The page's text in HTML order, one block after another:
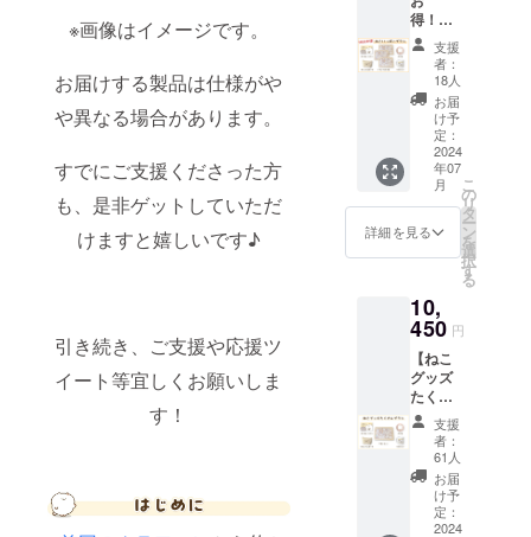
※画像はイメージです。
お届けする製品は仕様がや
や異なる場合があります。
すでにご支援くださった方
も、是非ゲットしていただ
けますと嬉しいです♪
引き続き、ご支援や応援ツ
イート等宜しくお願いしま
す！
ねる場合も
ございま
す。
◾️ プライバ
シー
お問い合わ
しては、プ
ポリシーに
準じて管理
させていた
だきます。
価格に
は送料
770円が
含まれ
ていま
す。
得！】
ねこ
いっぱ
いプラ
ン ブラ
ンケッ
ト1枚分
4800円
が割引
になっ
ている
お得な
プラン
です。
キュー
レター
・ブラ
ンケッ
ト3枚
・ぷに
缶 ・
キャン
バス
ポーチ
・マグ
カップ
画像は
支援
者：
18人
お届
け予
定：
2024
年07
月
詳細を見る
こ
の
リ
タ
ー
ン
を
選
択
す
る
10,
450 円
【ねこ
グッズ
たくさ
んプラ
ン】 ・
サン
キュー
レター
・ブラ
ンケッ
支援
者：
61人
お届
け予
定：
2024